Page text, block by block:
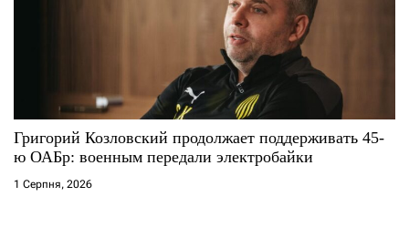
Григорий Козловский продолжает поддерживать 45-
ю ОАБр: военным передали электробайки
1 Серпня, 2026